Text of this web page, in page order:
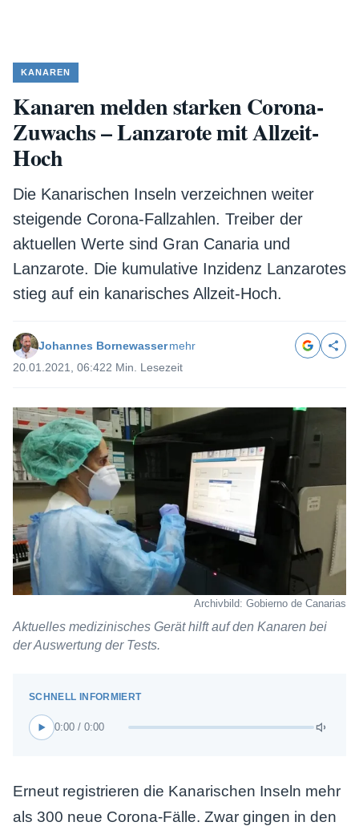
KANAREN
Kanaren melden starken Corona-
Zuwachs – Lanzarote mit Allzeit-
Hoch
Die Kanarischen Inseln verzeichnen weiter
steigende Corona-Fallzahlen. Treiber der
aktuellen Werte sind Gran Canaria und
Lanzarote. Die kumulative Inzidenz Lanzarotes
stieg auf ein kanarisches Allzeit-Hoch.
Johannes Bornewassermehr
20.01.2021, 06:422 Min. Lesezeit
Archivbild: Gobierno de Canarias
Aktuelles medizinisches Gerät hilft auf den Kanaren bei
der Auswertung der Tests.
0:00 / 0:00
Erneut registrieren die Kanarischen Inseln mehr
als 300 neue Corona-Fälle. Zwar gingen in den